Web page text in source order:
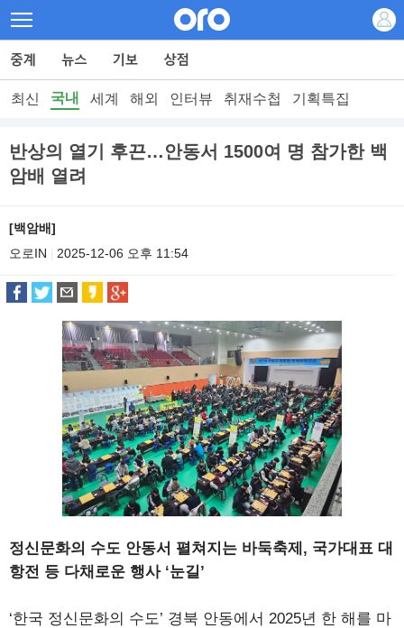
최신 국내 세계 해외 인터뷰 취재수첩 기획특집
반상의 열기 후끈…안동서 1500여 명 참가한 백
암배 열려
[백암배]
오로IN
2025-12-06 오후 11:54
정신문화의 수도 안동서 펼쳐지는 바둑축제, 국가대표 대
항전 등 다채로운 행사 ‘눈길’
‘한국 정신문화의 수도’ 경북 안동에서 2025년 한 해를 마